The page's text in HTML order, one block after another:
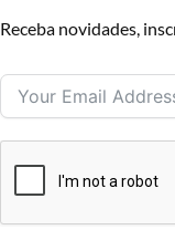
Receba novidades,